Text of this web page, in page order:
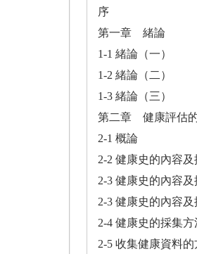
序
第一章 緒論
1-1 緒論（一）
1-2 緒論（二）
1-3 緒論（三）
第二章 健康評估
2-1 概論
2-2 健康史的內容
2-3 健康史的內容
2-3 健康史的內容
2-4 健康史的採集
2-5 收集健康資料